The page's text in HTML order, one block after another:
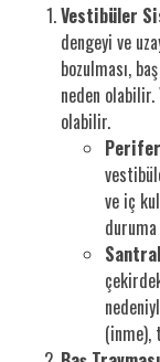
Vestibüler
dengeyi ve
bozulması,
neden
olabilir.
ve iç
(inme),